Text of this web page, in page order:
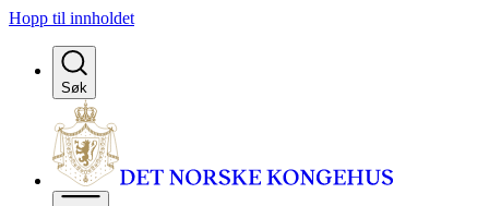
Hopp til innholdet
Søk